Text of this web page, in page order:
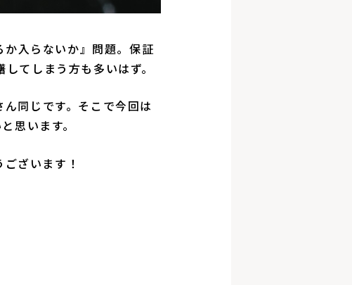
入らないか』問題。保証
てしまう方も多いはず。
同じです。そこで今回は
思います。
ざいます！